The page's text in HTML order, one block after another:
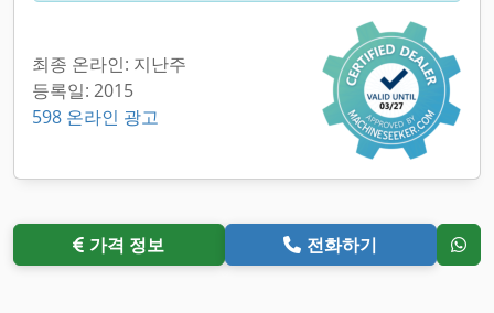
최종 온라인: 지난주
등록일: 2015
598 온라인 광고
가격 정보 전화하기